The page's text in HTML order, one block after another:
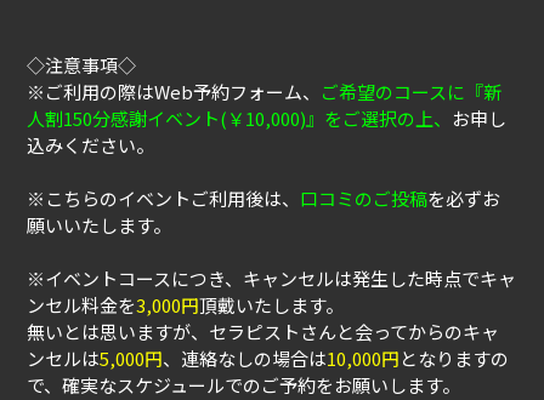
◇注意事項◇
※ご利用の際はWeb予約フォーム、 ご希望のコースに『新
人割150分感謝イベント(￥10,000)』をご選択の上、 お申し
込みください。
※こちらのイベントご利用後は、 口コミのご投稿を必ずお
願いいたします。
※イベントコースにつき、キャンセルは発生した時点でキャ
ンセル料金を3,000円頂戴いたします。
無いとは思いますが、セラピストさんと会ってからのキャ
ンセルは5,000円、連絡なしの場合は10,000円となりますの
で、確実なスケジュールでのご予約をお願いします。